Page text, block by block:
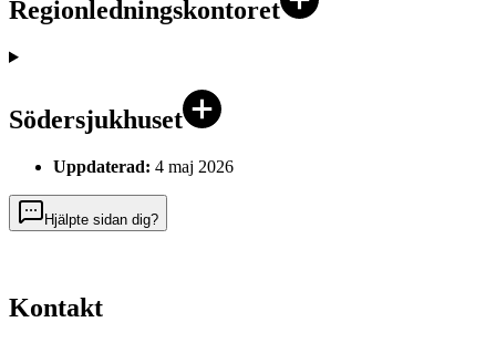
Regionledningskontoret
Södersjukhuset
Uppdaterad: 4 maj 2026
Hjälpte sidan dig?
Kontakt